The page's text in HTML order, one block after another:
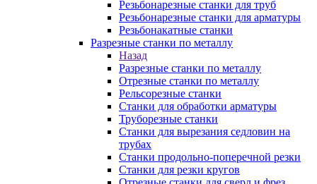
Резьбонарезные станки для труб
Резьбонарезные станки для арматуры
Резьбонакатные станки
Разрезные станки по металлу
Назад
Разрезные станки по металлу
Отрезные станки по металлу
Рельсорезные станки
Станки для обработки арматуры
Труборезные станки
Станки для вырезания седловин на
трубаx
Станки продольно-поперечной резки
Станки для резки кругов